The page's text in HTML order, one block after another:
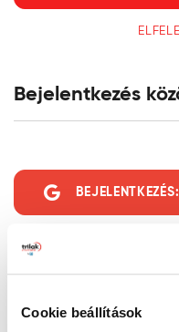
Cookie beállítások
Bejelentkezés